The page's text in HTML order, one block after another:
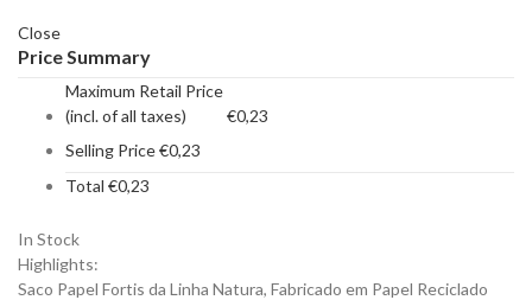
Close
Price Summary
Maximum Retail Price
(incl. of all taxes)
€0,23
Selling Price€0,23
Total €0,23
In Stock
Highlights:
Saco Papel Fortis da Linha Natura, Fabricado em Papel Reciclado